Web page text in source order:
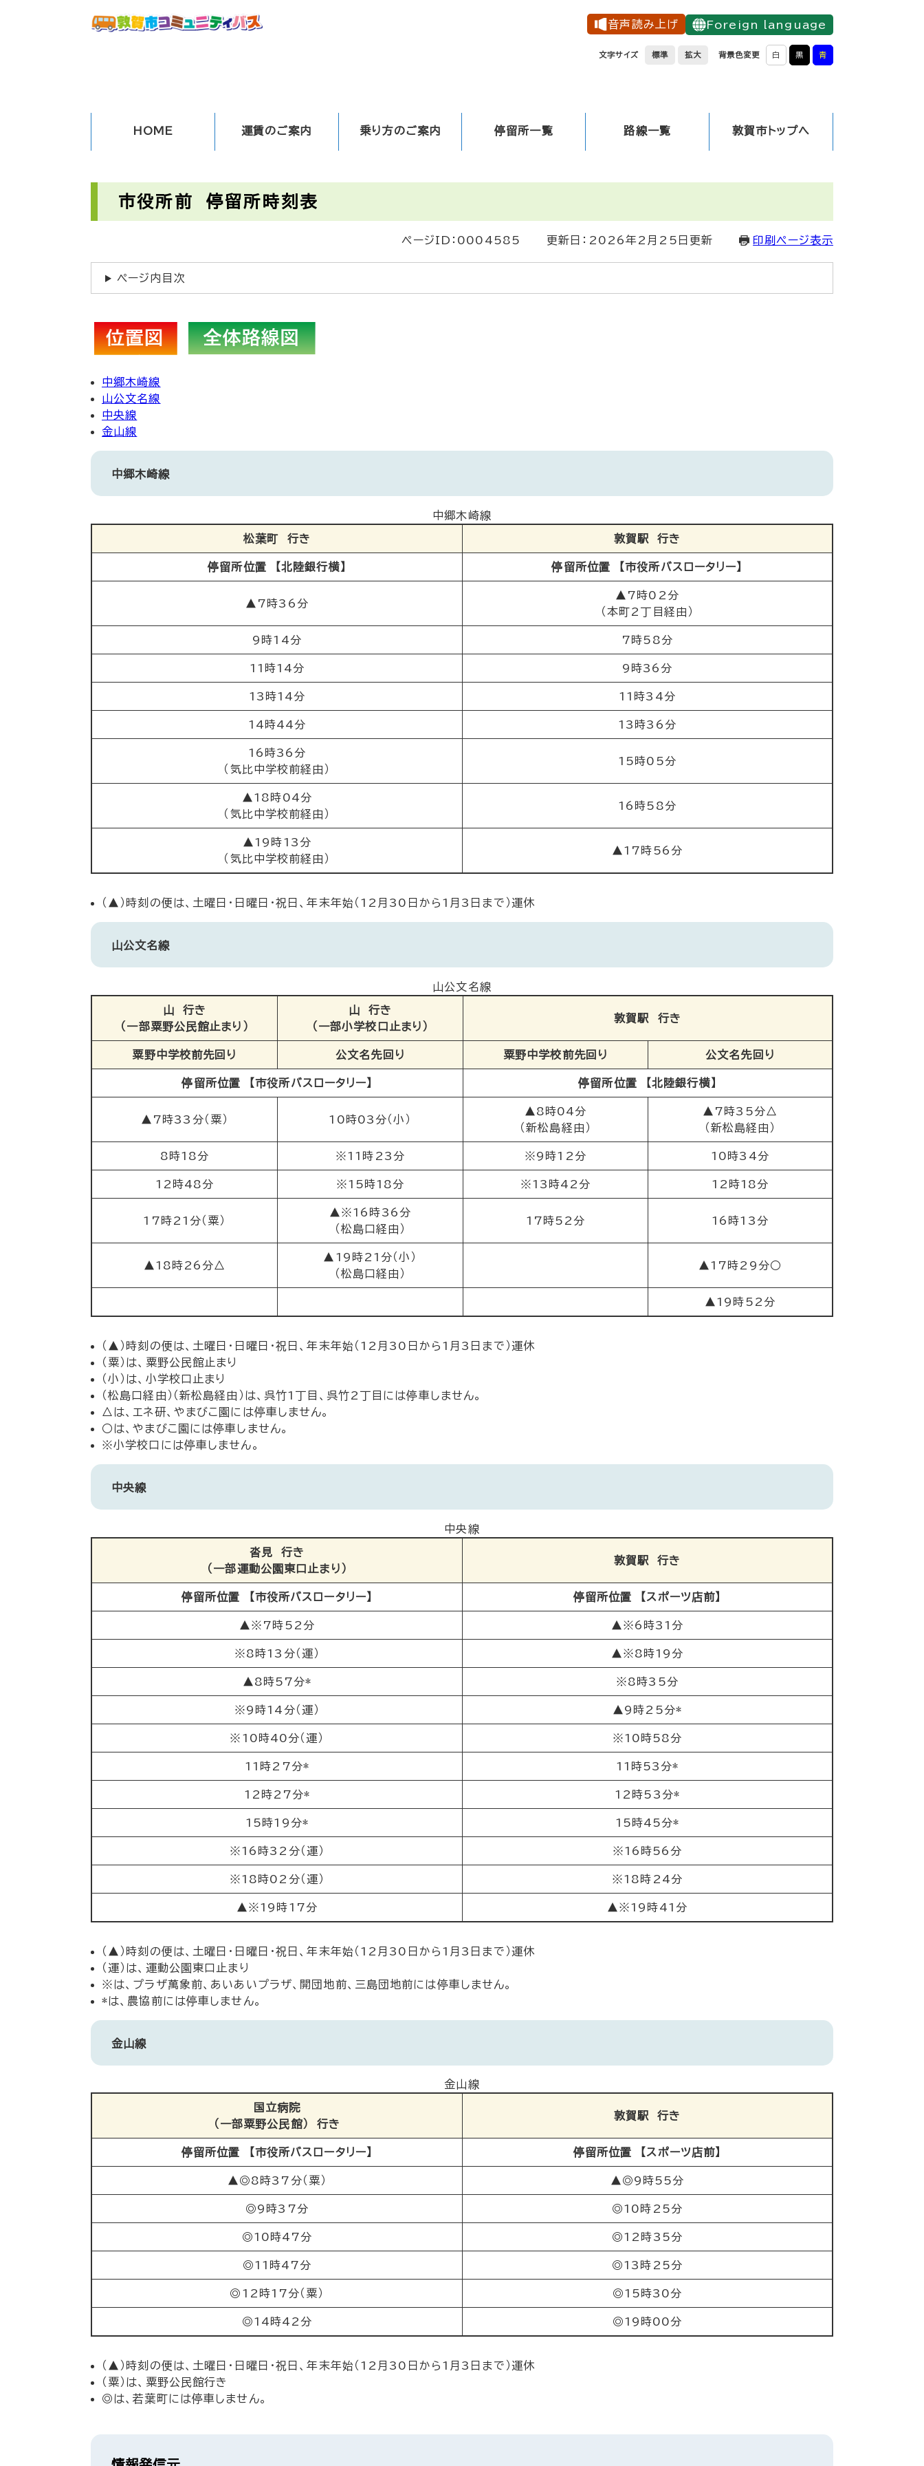
音声読み上げ Foreign language
文字サイズ 標準 拡大 背景色変更 白 黒 青
HOME 運賃のご案内 乗り方のご案内 停留所一覧 路線一覧 敦賀市トップへ
市役所前 停留所時刻表
ページID：0004585 更新日：2026年2月25日更新 印刷ページ表示
ページ内目次
中郷木崎線
山公文名線
中央線
金山線
中郷木崎線
中郷木崎線
松葉町 行き 敦賀駅 行き
停留所位置 【北陸銀行横】 停留所位置 【市役所バスロータリー】
▲7時36分
▲7時02分
（本町2丁目経由）
9時14分 7時58分
11時14分 9時36分
13時14分 11時34分
14時44分 13時36分
16時36分
（気比中学校前経由）
15時05分
▲18時04分
（気比中学校前経由）
16時58分
▲19時13分
（気比中学校前経由）
▲17時56分
（▲）時刻の便は、土曜日・日曜日・祝日、年末年始（12月30日から1月3日まで）運休
山公文名線
山公文名線
山 行き
（一部粟野公民館止まり）
山 行き
（一部小学校口止まり）
敦賀駅 行き
粟野中学校前先回り 公文名先回り 粟野中学校前先回り 公文名先回り
停留所位置 【市役所バスロータリー】 停留所位置 【北陸銀行横】
▲7時33分（粟） 10時03分（小）
▲8時04分
（新松島経由）
▲7時35分△
（新松島経由）
8時18分 ※11時23分 ※9時12分 10時34分
12時48分 ※15時18分 ※13時42分 12時18分
17時21分（粟）
▲※16時36分
（松島口経由）
17時52分 16時13分
▲18時26分△
▲19時21分（小）
（松島口経由）
▲17時29分○
▲19時52分
（▲）時刻の便は、土曜日・日曜日・祝日、年末年始（12月30日から1月3日まで）運休
（粟）は、粟野公民館止まり
（小）は、小学校口止まり
（松島口経由）（新松島経由）は、呉竹1丁目、呉竹2丁目には停車しません。
△は、エネ研、やまびこ園には停車しません。
○は、やまびこ園には停車しません。
※小学校口には停車しません。
中央線
中央線
沓見 行き
（一部運動公園東口止まり）
敦賀駅 行き
停留所位置 【市役所バスロータリー】 停留所位置 【スポーツ店前】
▲※7時52分 ▲※6時31分
※8時13分（運） ▲※8時19分
▲8時57分* ※8時35分
※9時14分（運） ▲9時25分*
※10時40分（運） ※10時58分
11時27分* 11時53分*
12時27分* 12時53分*
15時19分* 15時45分*
※16時32分（運） ※16時56分
※18時02分（運） ※18時24分
▲※19時17分 ▲※19時41分
（▲）時刻の便は、土曜日・日曜日・祝日、年末年始（12月30日から1月3日まで）運休
（運）は、運動公園東口止まり
※は、プラザ萬象前、あいあいプラザ、開団地前、三島団地前には停車しません。
*は、農協前には停車しません。
金山線
金山線
国立病院
（一部粟野公民館） 行き
敦賀駅 行き
停留所位置 【市役所バスロータリー】 停留所位置 【スポーツ店前】
▲◎8時37分（粟） ▲◎9時55分
◎9時37分 ◎10時25分
◎10時47分 ◎12時35分
◎11時47分 ◎13時25分
◎12時17分（粟） ◎15時30分
◎14時42分 ◎19時00分
（▲）時刻の便は、土曜日・日曜日・祝日、年末年始（12月30日から1月3日まで）運休
（粟）は、粟野公民館行き
◎は、若葉町には停車しません。